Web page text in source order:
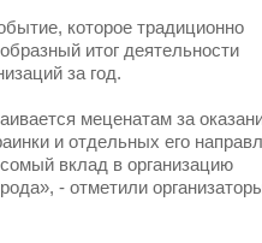
которое традиционно
итог деятельности
за год.
меценатам за
и отдельных его
вклад в организацию
- отметили